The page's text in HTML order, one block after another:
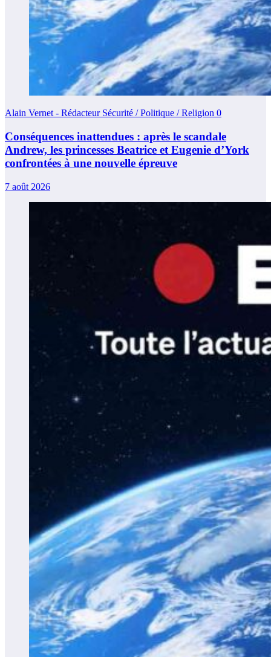
Alain Vernet - Rédacteur Sécurité / Politique / Religion 0
Conséquences inattendues : après le scandale
Andrew, les princesses Beatrice et Eugenie d’York
confrontées à une nouvelle épreuve
7 août 2026